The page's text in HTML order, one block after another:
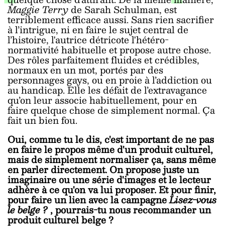
Maggie Terryde Sarah Schulman, est
terriblement efficace aussi. Sans rien sacrifier
à l’intrigue, ni en faire le sujet central de
l’histoire, l'autrice détricote l'hétéro-
normativité habituelle et propose autre chose.
Des rôles parfaitement fluides et crédibles,
normaux en un mot, portés par des
personnages gays, ou en proie à l’addiction ou
au handicap. Elle les défait de l’extravagance
qu’on leur associe habituellement, pour en
faire quelque chose de simplement normal. Ça
fait un bien fou.
Oui, comme tu le dis, c'est important de ne pas
en faire le propos même d'un produit culturel,
mais de simplement normaliser ça, sans même
en parler directement. On propose juste un
imaginaire ou une série d'images et le lecteur
adhère à ce qu'on va lui proposer. Et pour finir,
pour faire un lien avec la campagneLisez-vous
le belge ?, pourrais-tu nous recommander un
produit culturel belge ?